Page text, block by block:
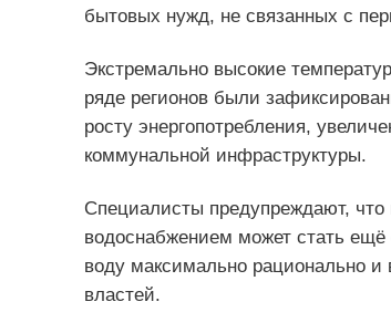
бытовых нужд, не связанных с
Экстремально высокие
ряде регионов были
росту энергопотребления,
коммунальной инфраструктуры.
Специалисты предупреждают,
водоснабжением может стать
воду максимально рационально
властей.